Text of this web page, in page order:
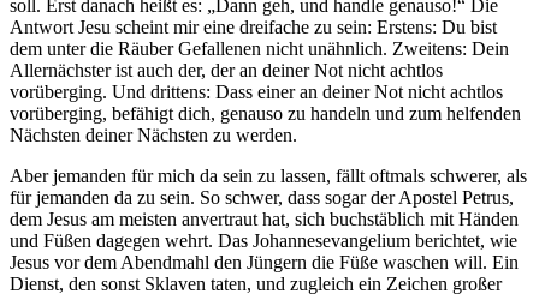
soll. Erst danach heißt es: „Dann geh, und handle genauso!“ Die
Antwort Jesu scheint mir eine dreifache zu sein: Erstens: Du bist
dem unter die Räuber Gefallenen nicht unähnlich. Zweitens: Dein
Allernächster ist auch der, der an deiner Not nicht achtlos
vorüberging. Und drittens: Dass einer an deiner Not nicht achtlos
vorüberging, befähigt dich, genauso zu handeln und zum helfenden
Nächsten deiner Nächsten zu werden.
Aber jemanden für mich da sein zu lassen, fällt oftmals schwerer, als
für jemanden da zu sein. So schwer, dass sogar der Apostel Petrus,
dem Jesus am meisten anvertraut hat, sich buchstäblich mit Händen
und Füßen dagegen wehrt. Das Johannesevangelium berichtet, wie
Jesus vor dem Abendmahl den Jüngern die Füße waschen will. Ein
Dienst, den sonst Sklaven taten, und zugleich ein Zeichen großer